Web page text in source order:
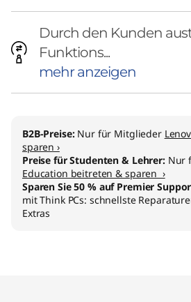
Durch den Kunden
Funktions...
mehr anzeigen
B2B-Preise: Nur für Mitglieder
sparen ›
Preise für Studenten & Lehrer: Nur
Education beitreten & sparen ›
Sparen Sie 50 % auf Premier
mit Think PCs: schnellste
Extras